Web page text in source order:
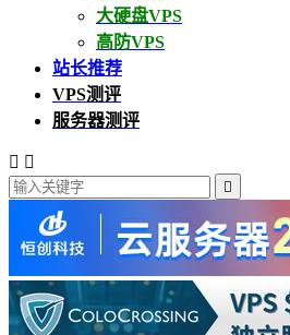
大硬盘VPS
高防VPS
站长推荐
VPS测评
服务器测评
 
